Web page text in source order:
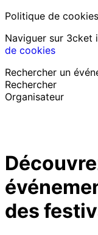
Politique de cookies
Naviguer sur 3cket
de cookies
Rechercher un
Rechercher
Organisateur
Assistance au
Login
des